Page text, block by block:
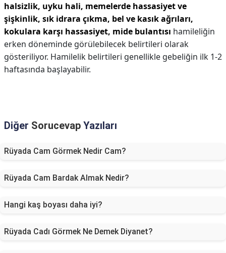
halsizlik, uyku hali, memelerde hassasiyet ve
şişkinlik, sık idrara çıkma, bel ve kasık ağrıları,
kokulara karşı hassasiyet, mide bulantısı hamileliğin
erken döneminde görülebilecek belirtileri olarak
gösteriliyor. Hamilelik belirtileri genellikle gebeliğin ilk 1-2
haftasında başlayabilir.
Diğer Sorucevap Yazıları
Rüyada Cam Görmek Nedir Cam?
Rüyada Cam Bardak Almak Nedir?
Hangi kaş boyası daha iyi?
Rüyada Cadı Görmek Ne Demek Diyanet?